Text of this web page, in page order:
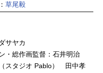
草尾毅
サヤカ
・総作画監督：石井明治
スタジオ Pablo） 田中孝